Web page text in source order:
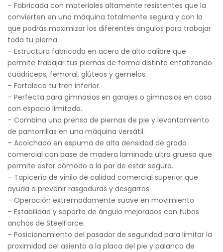
– Fabricada con materiales altamente resistentes que la
convierten en una máquina totalmente segura y con la
que podrás maximizar los diferentes ángulos para trabajar
toda tu pierna.
– Estructura fabricada en acero de alto calibre que
permite trabajar tus piernas de forma distinta enfatizando
cuádriceps, femoral, glúteos y gemelos.
– Fortalece tu tren inferior.
– Perfecta para gimnasios en garajes o gimnasios en casa
con espacio limitado.
– Combina una prensa de piernas de pie y levantamiento
de pantorrillas en una máquina versátil.
– Acolchado en espuma de alta densidad de grado
comercial con base de madera laminada ultra gruesa que
permite estar cómodo a la par de estar seguro.
– Tapicería de vinilo de calidad comercial superior que
ayuda a prevenir rasgaduras y desgarros.
– Operación extremadamente suave en movimiento
– Estabilidad y soporte de ángulo mejorados con tubos
anchos de SteelForce.
– Posicionamiento del pasador de seguridad para limitar la
proximidad del asiento a la placa del pie y palanca de